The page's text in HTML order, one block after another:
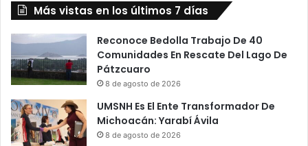
e
S
x
u
l
C
o
e
A
c
b
a
r
Más vistas en los últimos 7 días
Reconoce Bedolla Trabajo De 40
Comunidades En Rescate Del Lago De
Pátzcuaro
8 de agosto de 2026
UMSNH Es El Ente Transformador De
Michoacán: Yarabí Ávila
8 de agosto de 2026